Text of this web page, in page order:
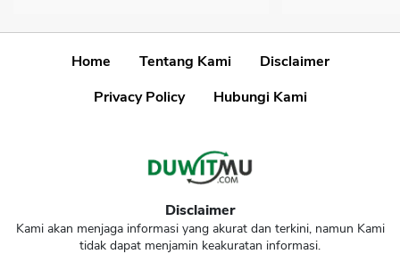
Home Tentang Kami
Disclaimer
Privacy Policy
Hubungi Kami
Disclaimer
Kami akan menjaga informasi yang akurat dan terkini, namun Kami
tidak dapat menjamin keakuratan informasi.